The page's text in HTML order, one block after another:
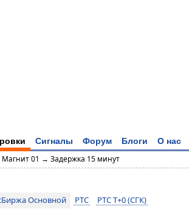
Сигналы Форум Блоги О нас
Магнит 01 → Задержка 15 минут
Основной РТС
РТС T+0 (СГК)